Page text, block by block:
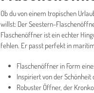
Ob du von einem tropischen
willst: Der Seestern-
Flaschenöffner ist ein echter
fehlen. Er passt perfekt in
Flaschenöffner in Form
Inspiriert von der Schönheit
Robuster Öffner, der